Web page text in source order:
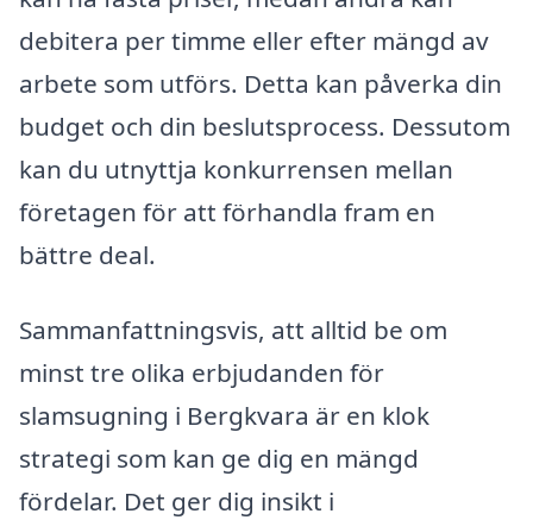
debitera per timme eller efter mängd av
arbete som utförs. Detta kan påverka din
budget och din beslutsprocess. Dessutom
kan du utnyttja konkurrensen mellan
företagen för att förhandla fram en
bättre deal.
Sammanfattningsvis, att alltid be om
minst tre olika erbjudanden för
slamsugning i Bergkvara är en klok
strategi som kan ge dig en mängd
fördelar. Det ger dig insikt i